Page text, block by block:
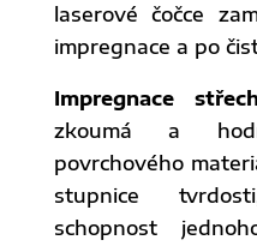
laserové čočce
impregnace a po
Impregnace
zkoumá a
povrchového
stupnice
schopnost